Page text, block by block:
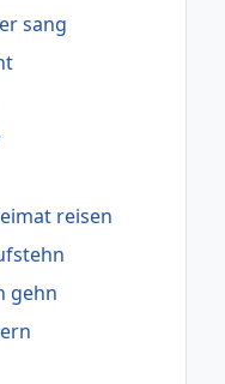
sang
reisen
gehn